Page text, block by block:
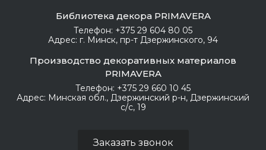
Библиотека декора PRIMAVERA
Телефон: +375 29 604 80 05
Адрес: г. Минск, пр-т Дзержинского, 94
Производство декоративных материалов
PRIMAVERA
Телефон: +375 29 660 10 45
Адрес: Минская обл., Дзержинский р-н, Дзержинский
с/с, 19
Заказать звонок